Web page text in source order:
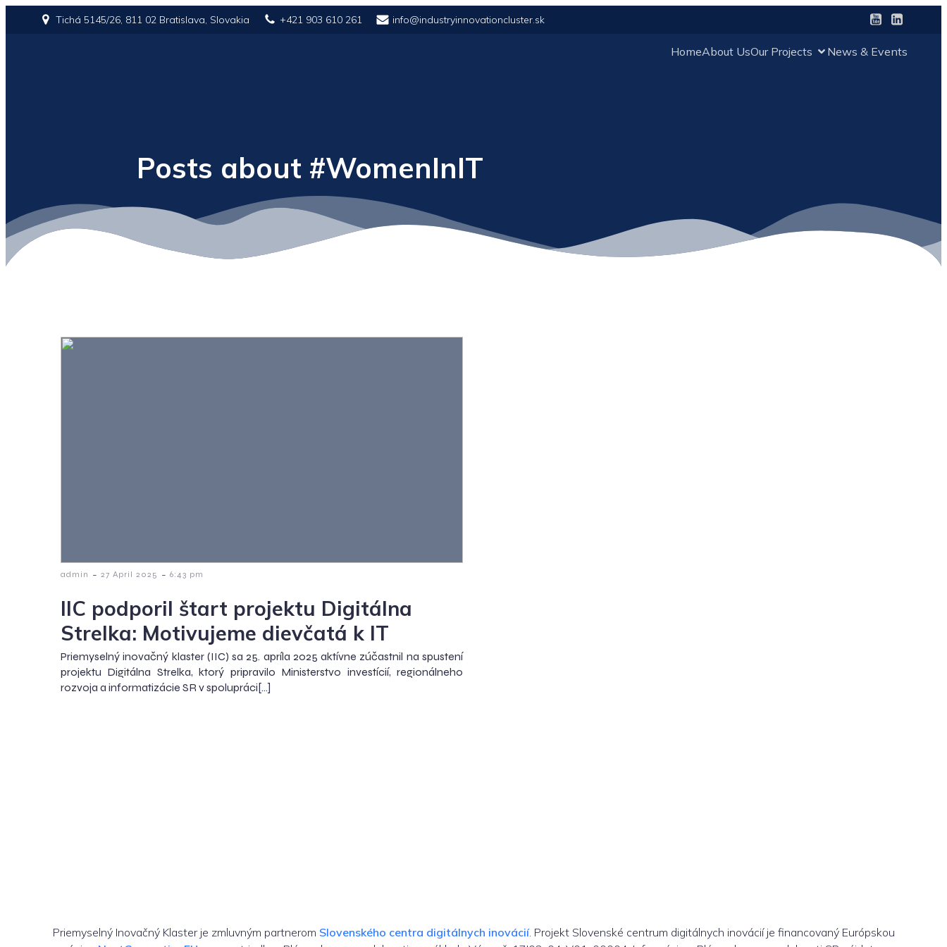
Tichá 5145/26, 811 02 Bratislava, Slovakia +421 903 610 261 info@industryinnovationcluster.sk
HomeAbout UsOur Projects News & Events
Posts about #WomenInIT
admin - 27 April 2025 - 6:43 pm
IIC podporil štart projektu Digitálna
Strelka: Motivujeme dievčatá k IT
Priemyselný inovačný klaster (IIC) sa 25. apríla 2025 aktívne zúčastnil na spustení
projektu Digitálna Strelka, ktorý pripravilo Ministerstvo investícií, regionálneho
rozvoja a informatizácie SR v spolupráci[…]
Priemyselný Inovačný Klaster je zmluvným partnerom Slovenského centra digitálnych inovácií. Projekt Slovenské centrum digitálnych inovácií je financovaný Európskou